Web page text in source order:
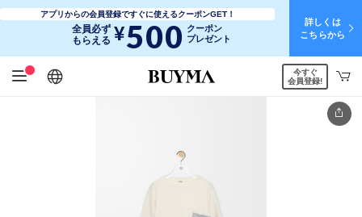
アプリからの会員登録ですぐに使えるクーポンGET！
全員必ず
もらえる ¥500 クーポン
プレゼント
詳しくは
こちらから
日本語
English
简体中文
繁體中文
今すぐ
会員登録!